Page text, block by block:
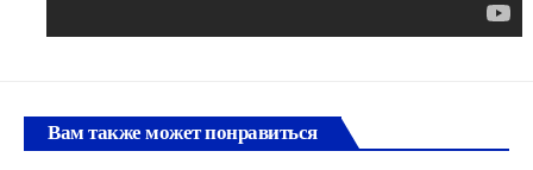
Вам также может понравиться